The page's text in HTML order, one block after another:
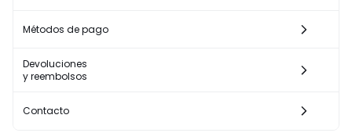
Métodos de pago
Devoluciones
y reembolsos
Contacto